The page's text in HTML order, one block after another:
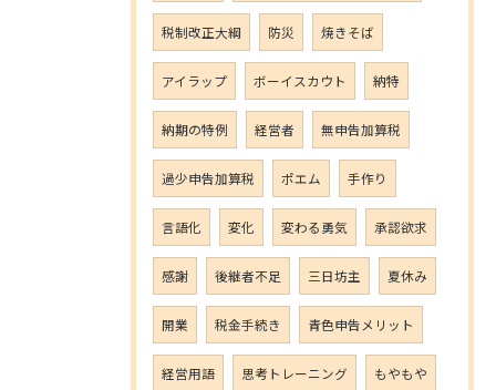
税制改正大綱 防災 焼きそば
アイラップ ボーイスカウト 納特
納期の特例 経営者 無申告加算税
過少申告加算税 ポエム 手作り
言語化 変化 変わる勇気 承認欲求
感謝 後継者不足 三日坊主 夏休み
開業 税金手続き 青色申告メリット
経営用語 思考トレーニング もやもや